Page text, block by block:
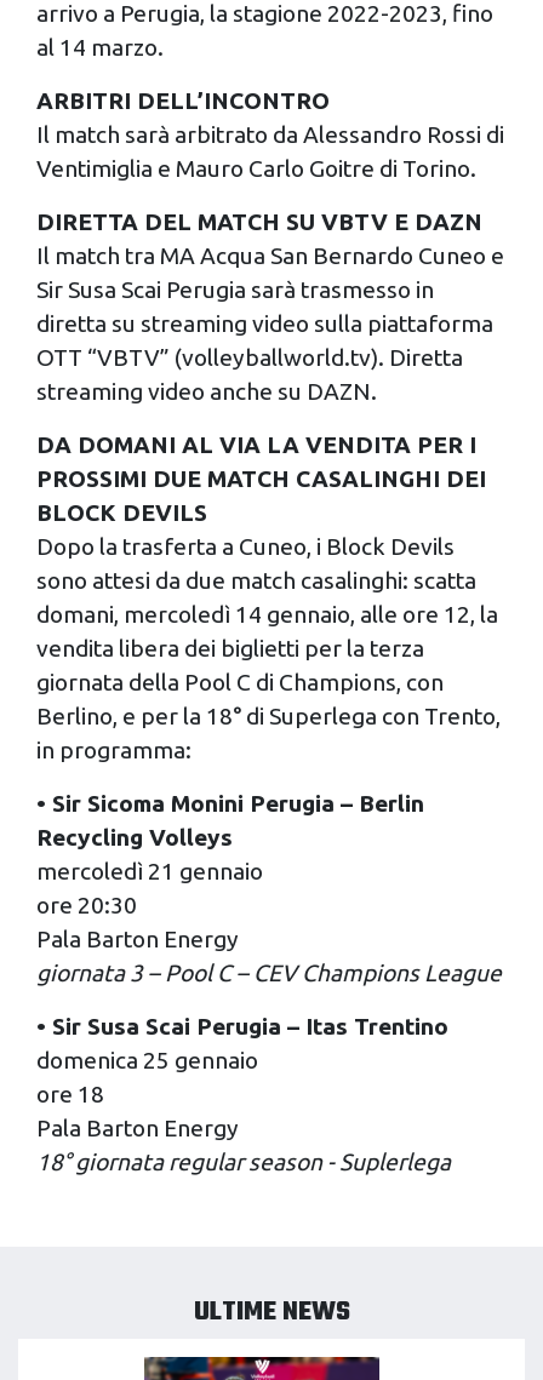
arrivo a Perugia, la stagione 2022-2023, fino
al 14 marzo.
ARBITRI DELL’INCONTRO
Il match sarà arbitrato da Alessandro Rossi di
Ventimiglia e Mauro Carlo Goitre di Torino.
DIRETTA DEL MATCH SU VBTV E DAZN
Il match tra MA Acqua San Bernardo Cuneo e
Sir Susa Scai Perugia sarà trasmesso in
diretta su streaming video sulla piattaforma
OTT “VBTV” (volleyballworld.tv). Diretta
streaming video anche su DAZN.
DA DOMANI AL VIA LA VENDITA PER I
PROSSIMI DUE MATCH CASALINGHI DEI
BLOCK DEVILS
Dopo la trasferta a Cuneo, i Block Devils
sono attesi da due match casalinghi: scatta
domani, mercoledì 14 gennaio, alle ore 12, la
vendita libera dei biglietti per la terza
giornata della Pool C di Champions, con
Berlino, e per la 18° di Superlega con Trento,
in programma:
• Sir Sicoma Monini Perugia – Berlin
Recycling Volleys
mercoledì 21 gennaio
ore 20:30
Pala Barton Energy
giornata 3 – Pool C – CEV Champions League
• Sir Susa Scai Perugia – Itas Trentino
domenica 25 gennaio
ore 18
Pala Barton Energy
18° giornata regular season - Suplerlega
ULTIME NEWS